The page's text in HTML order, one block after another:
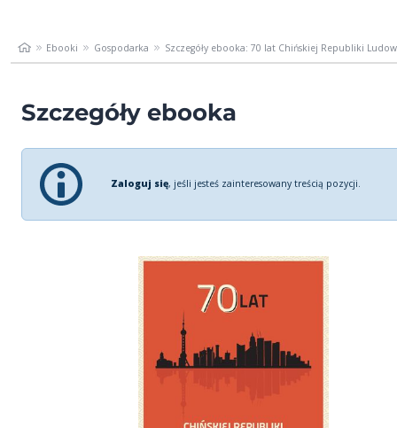
Ebooki Gospodarka Szczegóły ebooka: 70 lat Chińskiej Republiki
Szczegóły ebooka
Zaloguj się, jeśli jesteś zainteresowany treścią pozycji.